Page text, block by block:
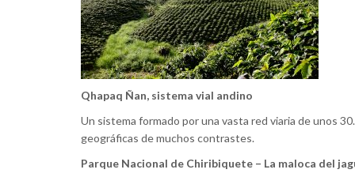
Qhapaq Ñan, sistema vial andino
Un sistema formado por una vasta red viaria de unos
geográficas de muchos contrastes.
Parque Nacional de Chiribiquete – La maloca del